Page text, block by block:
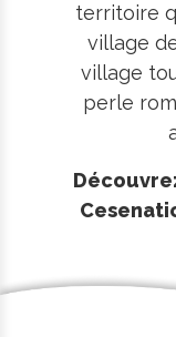
territoire
village
village
perle